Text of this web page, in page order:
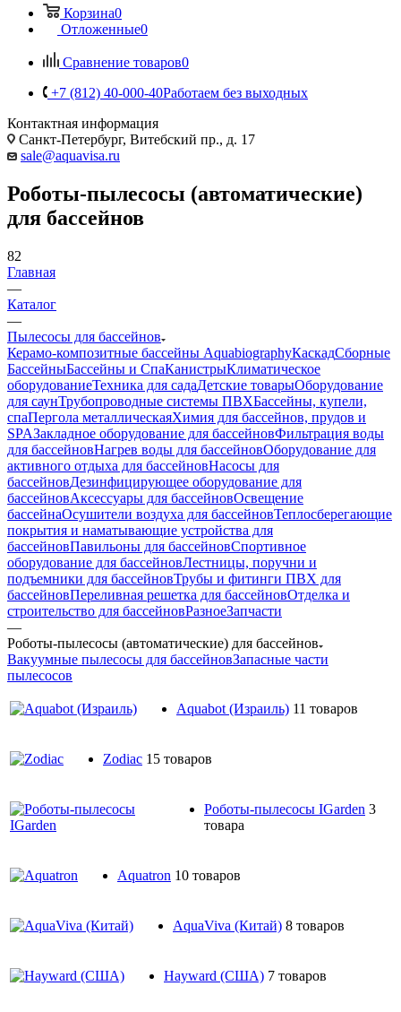
Корзина0
Отложенные0
Сравнение товаров0
+7 (812) 40-000-40Работаем без выходных
Контактная информация
Санкт-Петербург, Витебский пр., д. 17
sale@aquavisa.ru
Роботы-пылесосы (автоматические)
для бассейнов
82
Главная
—
Каталог
—
Пылесосы для бассейнов
Керамо-композитные бассейны AquabiographyКаскадСборные
БассейныБассейны и СпаКанистрыКлиматическое
оборудованиеТехника для садаДетские товарыОборудование
для саунТрубопроводные системы ПВХБассейны, купели,
спаПергола металлическаяХимия для бассейнов, прудов и
SPAЗакладное оборудование для бассейновФильтрация воды
для бассейновНагрев воды для бассейновОборудование для
активного отдыха для бассейновНасосы для
бассейновДезинфицирующее оборудование для
бассейновАксессуары для бассейновОсвещение
бассейнаОсушители воздуха для бассейновТеплосберегающие
покрытия и наматывающие устройства для
бассейновПавильоны для бассейновСпортивное
оборудование для бассейновЛестницы, поручни и
подъемники для бассейновТрубы и фитинги ПВХ для
бассейновПереливная решетка для бассейновОтделка и
строительство для бассейновРазноеЗапчасти
—
Роботы-пылесосы (автоматические) для бассейнов
Вакуумные пылесосы для бассейновЗапасные части
пылесосов
Aquabot (Израиль) 11 товаров
Zodiac 15 товаров
Роботы-пылесосы IGarden 3
товара
Aquatron 10 товаров
AquaViva (Китай) 8 товаров
Hayward (США) 7 товаров